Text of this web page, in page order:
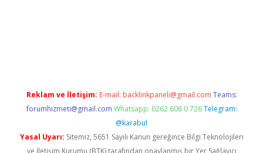
Reklam ve İletişim: E-mail: backlinkpaneli@gmail.com Teams:
forumhizmeti@gmail.com Whatsapp: 0262 606 0 726 Telegram:
@karabul
Yasal Uyarı: Sitemiz, 5651 Sayılı Kanun gereğince Bilgi Teknolojileri
ve İletişim Kurumu (BTK) tarafından onaylanmış bir Yer Sağlayıcı